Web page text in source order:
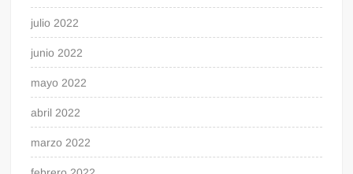
julio 2022
junio 2022
mayo 2022
abril 2022
marzo 2022